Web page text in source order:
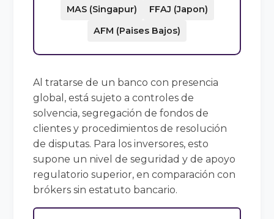
MAS (Singapur)
FFAJ (Japon)
AFM (Paises Bajos)
Al tratarse de un banco con presencia
global, está sujeto a controles de
solvencia, segregación de fondos de
clientes y procedimientos de resolución
de disputas. Para los inversores, esto
supone un nivel de seguridad y de apoyo
regulatorio superior, en comparación con
brókers sin estatuto bancario.